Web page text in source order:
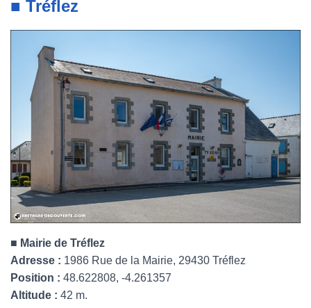
■ Tréflez
■ Mairie de Tréflez
Adresse : 1986 Rue de la Mairie, 29430 Tréflez
Position : 48.622808, -4.261357
Altitude : 42 m.